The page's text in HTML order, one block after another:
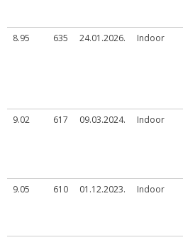
8.95
635 24.01.2026. Indoor
9.02
617 09.03.2024. Indoor
9.05
610 01.12.2023. Indoor